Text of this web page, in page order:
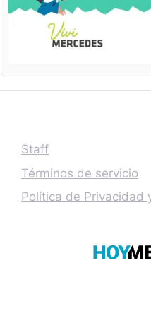
Staff
Términos de servicio
Política de Privacidad